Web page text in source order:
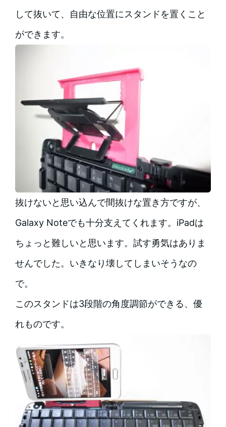
して抜いて、自由な位置にスタンドを置くこと
ができます。
抜けないと思い込んで間抜けな置き方ですが、
Galaxy Noteでも十分支えてくれます。iPadは
ちょっと難しいと思います。試す勇気はありま
せんでした。いきなり壊してしまいそうなの
で。
このスタンドは3段階の角度調節ができる、優
れものです。